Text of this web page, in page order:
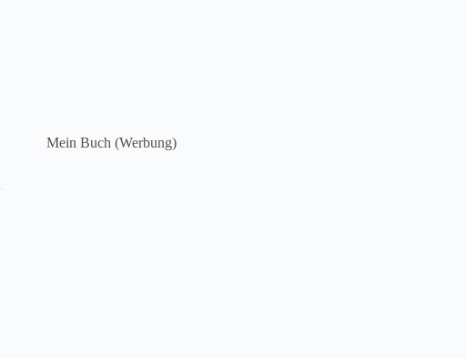
Mein Buch (Werbung)